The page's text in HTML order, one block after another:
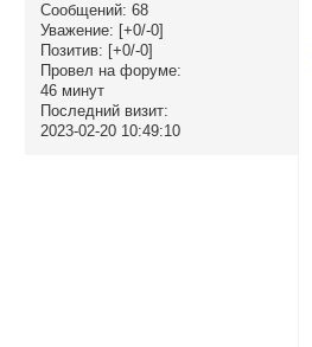
Сообщений: 68
Уважение: [+0/-0]
Позитив: [+0/-0]
Провел на форуме:
46 минут
Последний визит:
2023-02-20 10:49:10